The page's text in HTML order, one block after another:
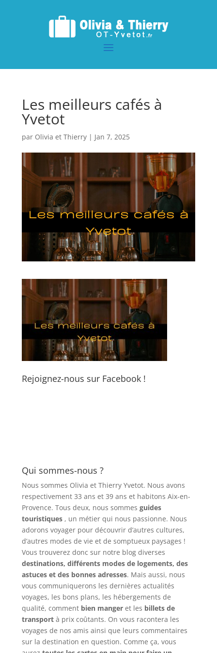
Les meilleurs cafés à
Yvetot
par Olivia et Thierry| Jan 7, 2025
Rejoignez-nous sur Facebook !
Qui sommes-nous ?
Nous sommes Olivia et Thierry Yvetot. Nous avons
respectivement 33 ans et 39 ans et habitons Aix-en-
Provence. Tous deux, nous sommes guides
touristiques , un métier qui nous passionne. Nous
adorons voyager pour découvrir d’autres cultures,
d’autres modes de vie et de somptueux paysages !
Vous trouverez donc sur notre blog diverses
destinations, différents modes de logements, des
astuces et des bonnes adresses. Mais aussi, nous
vous communiquerons les dernières actualités
voyages, les bons plans, les hébergements de
qualité, comment bien mangeret les billets de
transportà prix coûtants. On vous racontera les
voyages de nos amis ainsi que leurs commentaires
sur la destination en question. Comme ça, vous